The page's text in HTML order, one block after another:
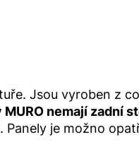
Jsou vyroben z
MURO nemají zadní
je možno